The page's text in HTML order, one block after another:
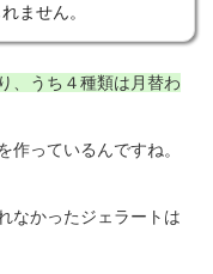
ません。
、うち４種類は月替わ
作っているんですね。
なかったジェラートは